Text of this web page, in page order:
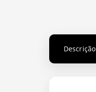
Descrição